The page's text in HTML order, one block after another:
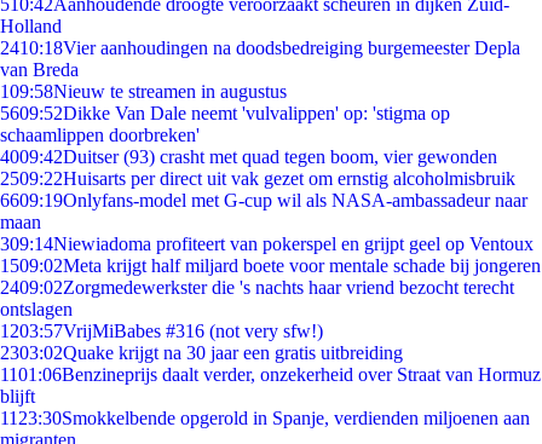
510:42Aanhoudende droogte veroorzaakt scheuren in dijken Zuid-
Holland
2410:18Vier aanhoudingen na doodsbedreiging burgemeester Depla
van Breda
109:58Nieuw te streamen in augustus
5609:52Dikke Van Dale neemt 'vulvalippen' op: 'stigma op
schaamlippen doorbreken'
4009:42Duitser (93) crasht met quad tegen boom, vier gewonden
2509:22Huisarts per direct uit vak gezet om ernstig alcoholmisbruik
6609:19Onlyfans-model met G-cup wil als NASA-ambassadeur naar
maan
309:14Niewiadoma profiteert van pokerspel en grijpt geel op Ventoux
1509:02Meta krijgt half miljard boete voor mentale schade bij jongeren
2409:02Zorgmedewerkster die 's nachts haar vriend bezocht terecht
ontslagen
1203:57VrijMiBabes #316 (not very sfw!)
2303:02Quake krijgt na 30 jaar een gratis uitbreiding
1101:06Benzineprijs daalt verder, onzekerheid over Straat van Hormuz
blijft
11 23:30Smokkelbende opgerold in Spanje, verdienden miljoenen aan
migranten